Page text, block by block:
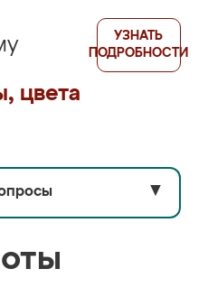
цвета
УЗНАТЬ
ПОДРОБНОСТИ
▼